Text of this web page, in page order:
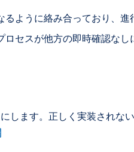
ように絡み合っており、進
セスが他方の即時確認なし
します。正しく実装されな